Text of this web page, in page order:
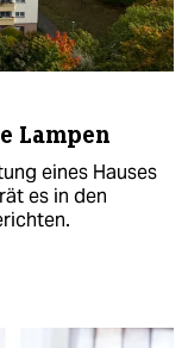
Lampen
eines Hauses
es in den